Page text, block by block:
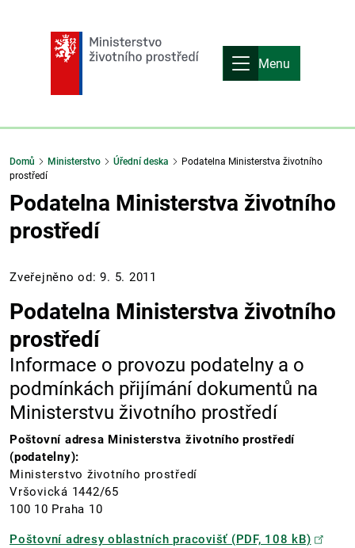
Menu
Domů Ministerstvo Úřední deska
Podatelna Ministerstva životního
prostředí
Podatelna Ministerstva životního
prostředí
Zveřejněno od: 9. 5. 2011
Podatelna Ministerstva životního
prostředí
Informace o provozu podatelny a o
podmínkách přijímání dokumentů na
Ministerstvu životního prostředí
Poštovní adresa Ministerstva životního prostředí
(podatelny):
Ministerstvo životního prostředí
Vršovická 1442/65
100 10 Praha 10
Poštovní adresy oblastních pracovišť (PDF, 108 kB)